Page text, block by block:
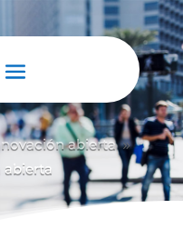
abierta 9